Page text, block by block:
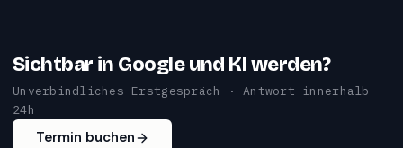
Sichtbar in Google und KI werden?
Unverbindliches Erstgespräch · Antwort innerhalb
24h
Termin buchen